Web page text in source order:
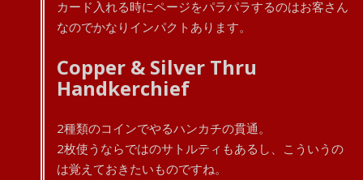
カード入れる時にページをパラパラするのはお客さん
なのでかなりインパクトあります。
Copper & Silver Thru
Handkerchief
2種類のコインでやるハンカチの貫通。
2枚使うならではのサトルティもあるし、こういうの
は覚えておきたいものですね。